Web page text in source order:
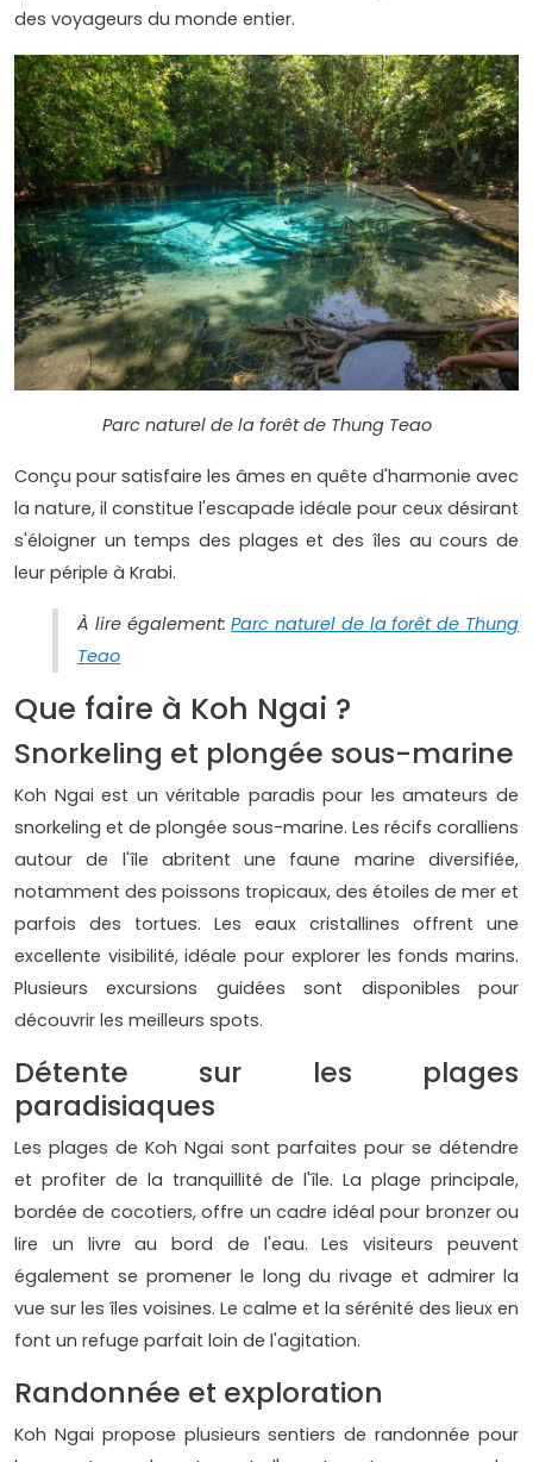
des voyageurs du monde entier.
Parc naturel de la forêt de Thung Teao
Conçu pour satisfaire les âmes en quête d'harmonie avec
la nature, il constitue l'escapade idéale pour ceux désirant
s'éloigner un temps des plages et des îles au cours de
leur périple à Krabi.
À lire également:Parc naturel de la forêt de Thung
Teao
Que faire à Koh Ngai ?
Snorkeling et plongée sous-marine
Koh Ngai est un véritable paradis pour les amateurs de
snorkeling et de plongée sous-marine. Les récifs coralliens
autour de l'île abritent une faune marine diversifiée,
notamment des poissons tropicaux, des étoiles de mer et
parfois des tortues. Les eaux cristallines offrent une
excellente visibilité, idéale pour explorer les fonds marins.
Plusieurs excursions guidées sont disponibles pour
découvrir les meilleurs spots.
Détente sur les plages
paradisiaques
Les plages de Koh Ngai sont parfaites pour se détendre
et profiter de la tranquillité de l'île. La plage principale,
bordée de cocotiers, offre un cadre idéal pour bronzer ou
lire un livre au bord de l'eau. Les visiteurs peuvent
également se promener le long du rivage et admirer la
vue sur les îles voisines. Le calme et la sérénité des lieux en
font un refuge parfait loin de l'agitation.
Randonnée et exploration
Koh Ngai propose plusieurs sentiers de randonnée pour